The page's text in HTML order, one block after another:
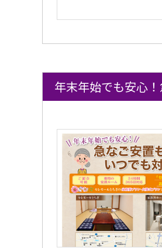
年末年始でも安心